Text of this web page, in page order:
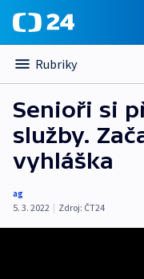
Rubriky
Senioři si
služby.
vyhláška
ag
5. 3. 2022 | Zdroj: ČT24